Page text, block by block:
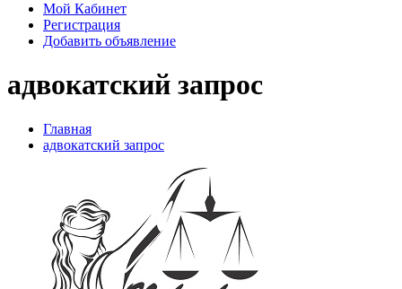
Мой Кабинет
Регистрация
Добавить объявление
адвокатский запрос
Главная
адвокатский запрос